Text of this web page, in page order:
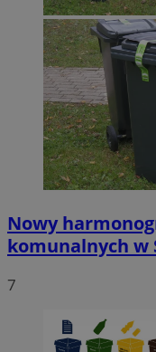
Nowy
komunalnych w
7